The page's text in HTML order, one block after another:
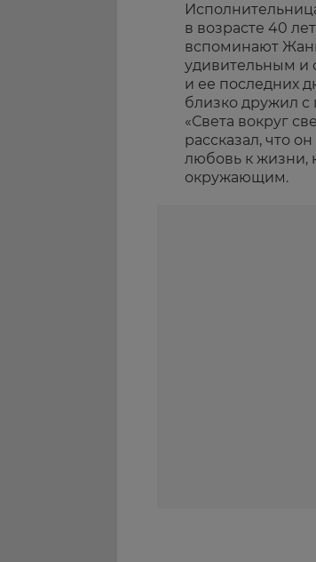
в возрасте 40
вспоминают
удивительным и
и ее последних
близко дружил с
«Света вокруг
рассказал, что
любовь к жизни,
окружающим.